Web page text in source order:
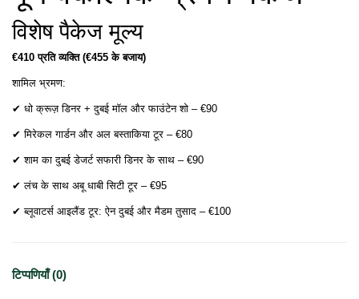
विशेष पैकेज मूल्य
€410 प्रति व्यक्ति (€455 के बजाय)
शामिल भ्रमण:
✔ धो क्रूज़ डिनर + दुबई मॉल और फाउंटेन शो – €90
✔ मिरेकल गार्डन और अल बस्ताकिया टूर – €80
✔ शाम का दुबई डेजर्ट सफारी डिनर के साथ – €90
✔ लंच के साथ अबू धाबी सिटी टूर – €95
✔ ब्लूवाटर्स आइलैंड टूर: ऐन दुबई और मैडम तुसाद – €100
टिप्पणियाँ (0)